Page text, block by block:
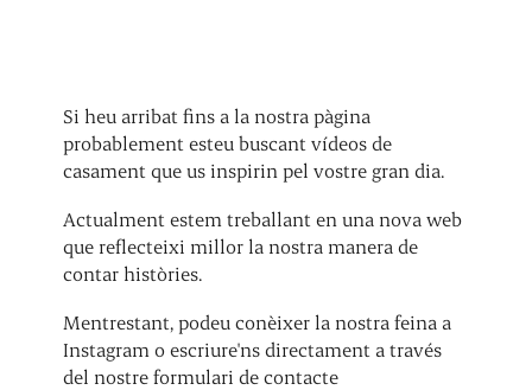
Si heu arribat fins a la nostra pàgina
probablement esteu buscant vídeos de
casament que us inspirin pel vostre gran dia.
Actualment estem treballant en una nova web
que reflecteixi millor la nostra manera de
contar històries.
Mentrestant, podeu conèixer la nostra feina a
Instagram o escriure'ns directament a través
del nostre formulari de contacte